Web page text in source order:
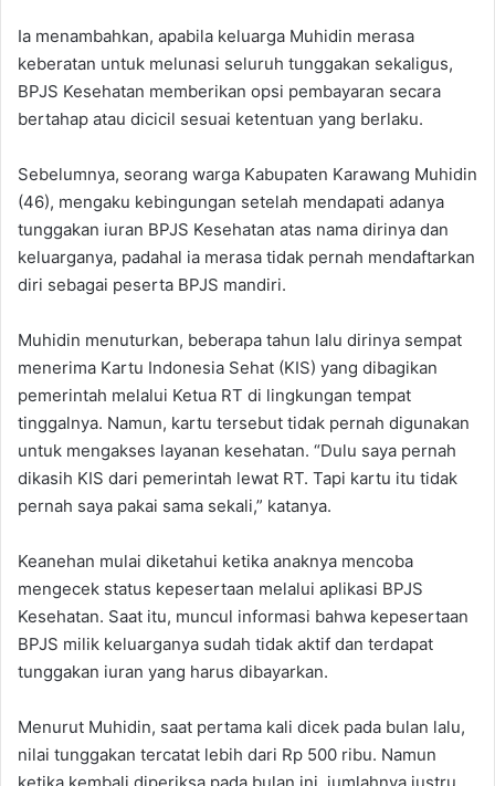
‎‎Ia menambahkan, apabila keluarga Muhidin merasa
keberatan untuk melunasi seluruh tunggakan sekaligus,
BPJS Kesehatan memberikan opsi pembayaran secara
bertahap atau dicicil sesuai ketentuan yang berlaku. ‎
‎Sebelumnya, seorang warga Kabupaten Karawang Muhidin
(46), mengaku kebingungan setelah mendapati adanya
tunggakan iuran BPJS Kesehatan atas nama dirinya dan
keluarganya, padahal ia merasa tidak pernah mendaftarkan
diri sebagai peserta BPJS mandiri. ‎
‎Muhidin menuturkan, beberapa tahun lalu dirinya sempat
menerima Kartu Indonesia Sehat (KIS) yang dibagikan
pemerintah melalui Ketua RT di lingkungan tempat
tinggalnya. ‎Namun, kartu tersebut tidak pernah digunakan
untuk mengakses layanan kesehatan. “Dulu saya pernah
dikasih KIS dari pemerintah lewat RT. Tapi kartu itu tidak
pernah saya pakai sama sekali,” katanya.
‎‎Keanehan mulai diketahui ketika anaknya mencoba
mengecek status kepesertaan melalui aplikasi BPJS
Kesehatan. Saat itu, muncul informasi bahwa kepesertaan
BPJS milik keluarganya sudah tidak aktif dan terdapat
tunggakan iuran yang harus dibayarkan.‎
‎Menurut Muhidin, saat pertama kali dicek pada bulan lalu,
nilai tunggakan tercatat lebih dari Rp 500 ribu. Namun